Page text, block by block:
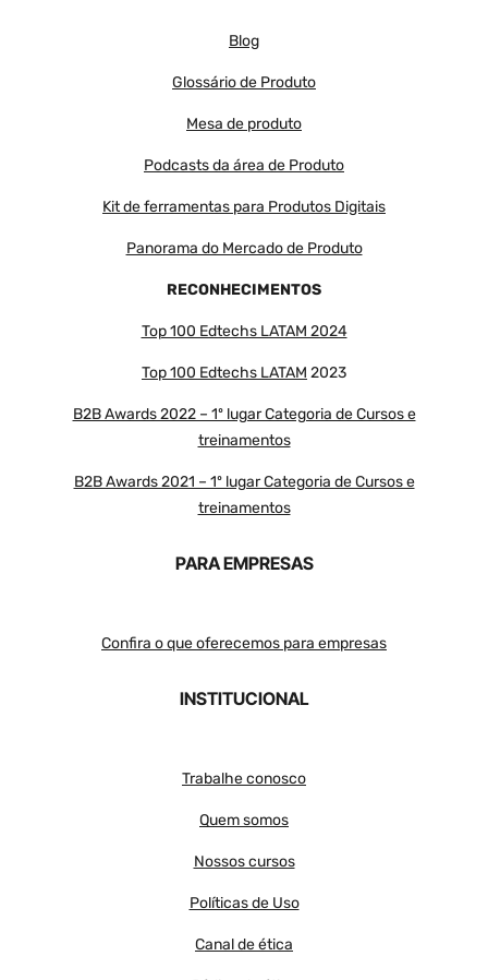
Blog
Glossário de Produto
Mesa de produto
Podcasts da área de Produto
Kit de ferramentas para Produtos Digitais
Panorama do Mercado de Produto
RECONHECIMENTOS
Top 100 Edtechs LATAM 2024
Top 100 Edtechs LATAM 2023
B2B Awards 2022 – 1º lugar Categoria de Cursos e
treinamentos
B2B Awards 2021 – 1º lugar Categoria de Cursos e
treinamentos
PARA EMPRESAS
Confira o que oferecemos para empresas
INSTITUCIONAL
Trabalhe conosco
Quem somos
Nossos cursos
Políticas de Uso
Canal de ética